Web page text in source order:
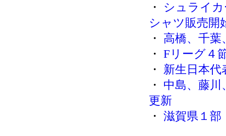
・ シュライ
シャツ販売開
・ 高橋、千
・ Fリーグ４
・ 新生日本代
・ 中島、藤
更新
・ 滋賀県１